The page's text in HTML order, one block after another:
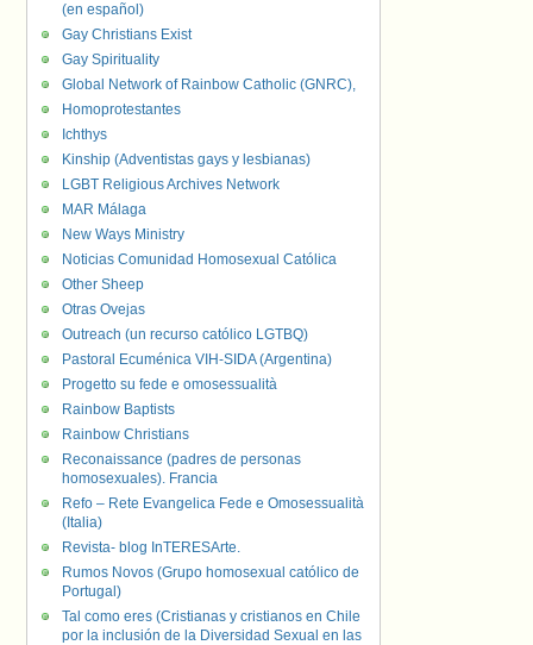
(en español)
Gay Christians Exist
Gay Spirituality
Global Network of Rainbow Catholic (GNRC),
Homoprotestantes
Ichthys
Kinship (Adventistas gays y lesbianas)
LGBT Religious Archives Network
MAR Málaga
New Ways Ministry
Noticias Comunidad Homosexual Católica
Other Sheep
Otras Ovejas
Outreach (un recurso católico LGTBQ)
Pastoral Ecuménica VIH-SIDA (Argentina)
Progetto su fede e omosessualità
Rainbow Baptists
Rainbow Christians
Reconaissance (padres de personas
homosexuales). Francia
Refo – Rete Evangelica Fede e Omosessualità
(Italia)
Revista- blog InTERESArte.
Rumos Novos (Grupo homosexual católico de
Portugal)
Tal como eres (Cristianas y cristianos en Chile
por la inclusión de la Diversidad Sexual en las